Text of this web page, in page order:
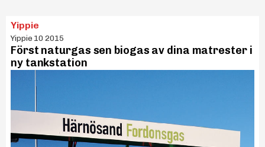
Yippie
Yippie 10 2015
Först naturgas sen biogas av dina matrester i
ny tankstation